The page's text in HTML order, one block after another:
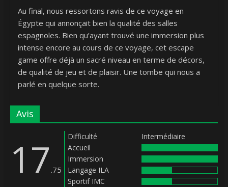
Au final, nous ressortons ravis de ce voyage en
Égypte qui annonçait bien la qualité des salles
espagnoles. Bien qu’ayant trouvé une immersion plus
intense encore au cours de ce voyage, cet escape
game offre déjà un sacré niveau en terme de décors,
de qualité de jeu et de plaisir. Une tombe qui nous a
parlé en quelque sorte.
Avis
17 .75
Difficulté
Intermédiaire
Accueil
Immersion
Langage ILA
Sportif IMC